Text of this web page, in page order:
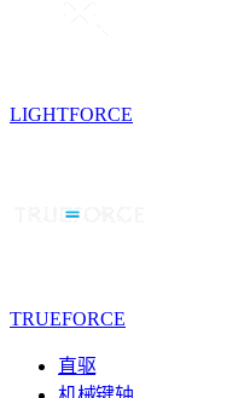
LIGHTFORCE
TRUEFORCE
直驱